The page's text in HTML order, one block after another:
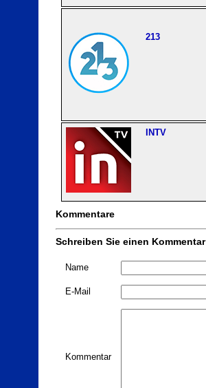
213
INTV
Kommentare
Schreiben Sie einen Kommentar
Name
E-Mail
Kommentar